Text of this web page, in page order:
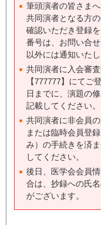
筆頭演者の皆さまへ
共同演者となる方
確認いただき登録
番号は、お問い合
以外には通知いたし
共同演者に入会審
【777777】にてご
日までに、演題の
記載してください。
共同演者に非会員
または臨時会員登
み）の手続きを済
してください。
後日、医学会会員
合は、抄録への氏
がございます。